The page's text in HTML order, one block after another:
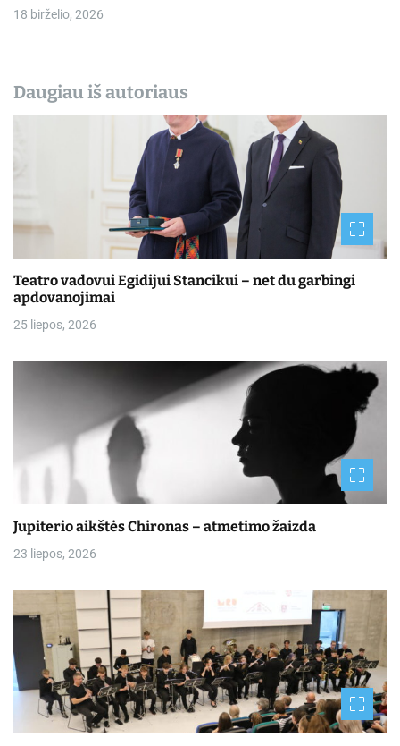
18 birželio, 2026
Daugiau iš autoriaus
Teatro vadovui Egidijui Stancikui – net du garbingi
apdovanojimai
25 liepos, 2026
Jupiterio aikštės Chironas – atmetimo žaizda
23 liepos, 2026